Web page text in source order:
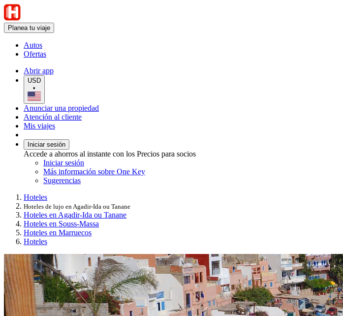
Planea tu viaje
Autos
Ofertas
Abrir app
USD
•
Anunciar una propiedad
Atención al cliente
Mis viajes
Iniciar sesión
Accede a ahorros al instante con los Precios para socios
Iniciar sesión
Más información sobre One Key
Sugerencias
Hoteles
Hoteles de lujo en Agadir-Ida ou Tanane
Hoteles en Agadir-Ida ou Tanane
Hoteles en Souss-Massa
Hoteles en Marruecos
Hoteles